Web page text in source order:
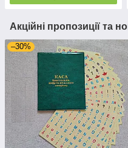
Акційні пропозиції та
–30%